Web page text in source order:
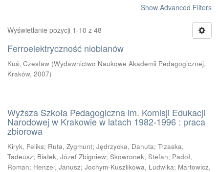
Show Advanced Filters
Wyświetlanie pozycji 1-10 z 48
Ferroelektryczność niobianów
Kuś, Czesław (Wydawnictwo Naukowe Akademii Pedagogicznej,
Kraków, 2007)
Wyższa Szkoła Pedagogiczna im. Komisji Edukacji
Narodowej w Krakowie w latach 1982-1996 : praca
zbiorowa
Kiryk, Feliks; Ruta, Zygmunt; Jędrzycka, Danuta; Trzaska,
Tadeusz; Białek, Józef Zbigniew; Skowronek, Stefan; Padoł,
Roman; Henzel, Janusz; Jochym-Kuszlikowa, Ludwika; Martowicz,